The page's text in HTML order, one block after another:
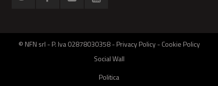
© NFN srl - P. Iva 02878030358 -Privacy Policy-Cookie Policy
Social Wall
Politica